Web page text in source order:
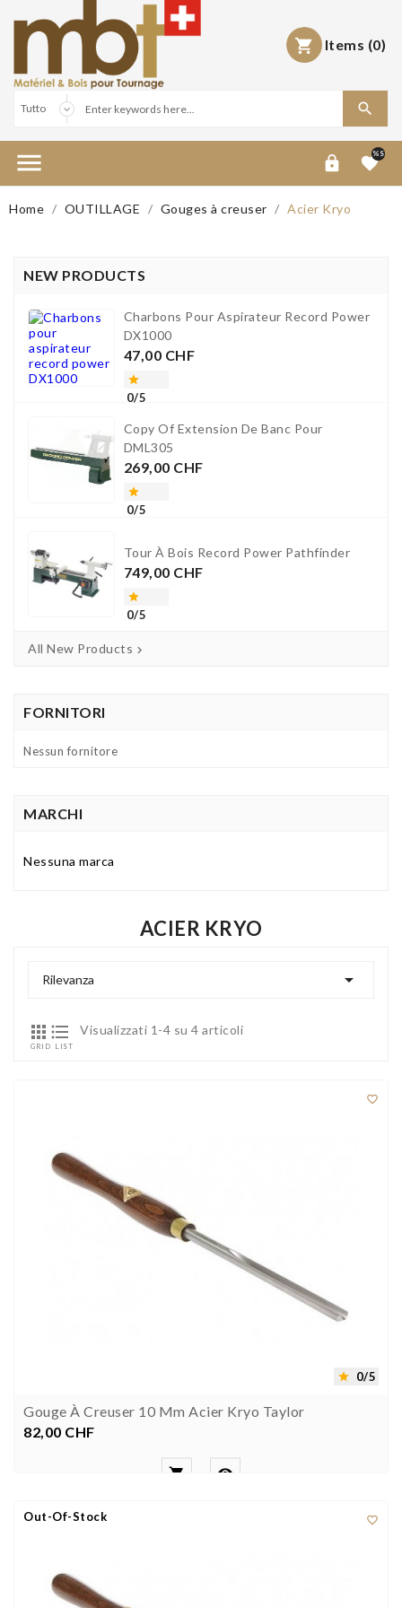
 Items (0)

  %S
Home OUTILLAGE Gouges à creuser Acier Kryo
NEW PRODUCTS
Charbons Pour Aspirateur Record Power
DX1000
Prezzo
47,00 CHF

0/5
Copy Of Extension De Banc Pour
DML305
Prezzo
269,00 CHF

0/5
Tour À Bois Record Power Pathfinder
Prezzo
749,00 CHF

0/5
All New Products 
FORNITORI
Nessun fornitore
MARCHI
Nessuna marca
ACIER KRYO
Rilevanza 

GRID

LIST
Visualizzati 1-4 su 4 articoli

 0/5
Gouge À Creuser 10 Mm Acier Kryo Taylor
Prezzo
82,00 CHF
 

Out-Of-Stock